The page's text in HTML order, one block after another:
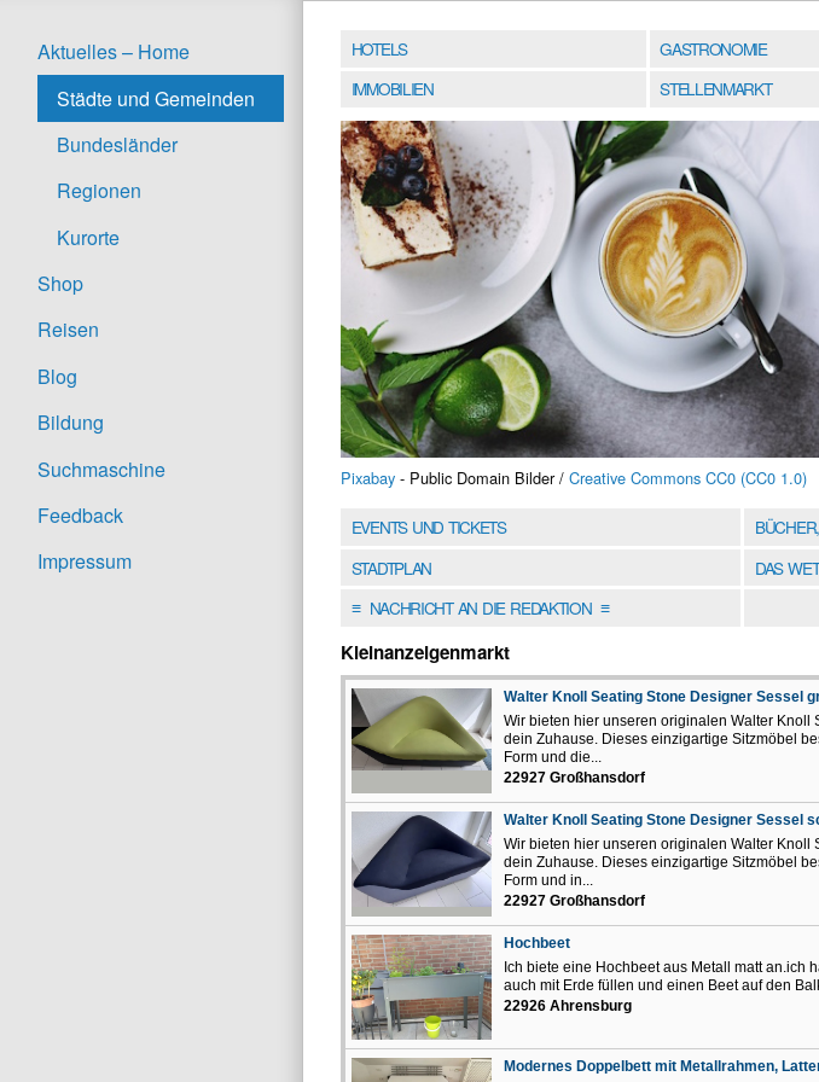
Aktuelles – Home
Städte und Gemeinden
Bundesländer
Regionen
Kurorte
Shop
Reisen
Blog
Bildung
Suchmaschine
Feedback
Impressum
HOTELS GASTRONOMIE
IMMOBILIEN
STELLENMARKT
Pixabay - Public Domain Bilder / Creative Commons CC0 (CC0 1.0)
EVENTS UND TICKETS
STADTPLAN
DAS
≡NACHRICHT AN DIE REDAKTION≡
Kleinanzeigenmarkt
Walter Knoll Seating Stone Designer Sessel
Wir bieten hier unseren originalen Walter Knoll
dein Zuhause. Dieses einzigartige Sitzmöbel
Form und die...
22927 Großhansdorf
Walter Knoll Seating Stone Designer Sessel
Wir bieten hier unseren originalen Walter Knoll
dein Zuhause. Dieses einzigartige Sitzmöbel
Form und in...
22927 Großhansdorf
Hochbeet
Ich biete eine Hochbeet aus Metall matt an.ich
auch mit Erde füllen und einen Beet auf den
22926 Ahrensburg
Modernes Doppelbett mit Metallrahmen,